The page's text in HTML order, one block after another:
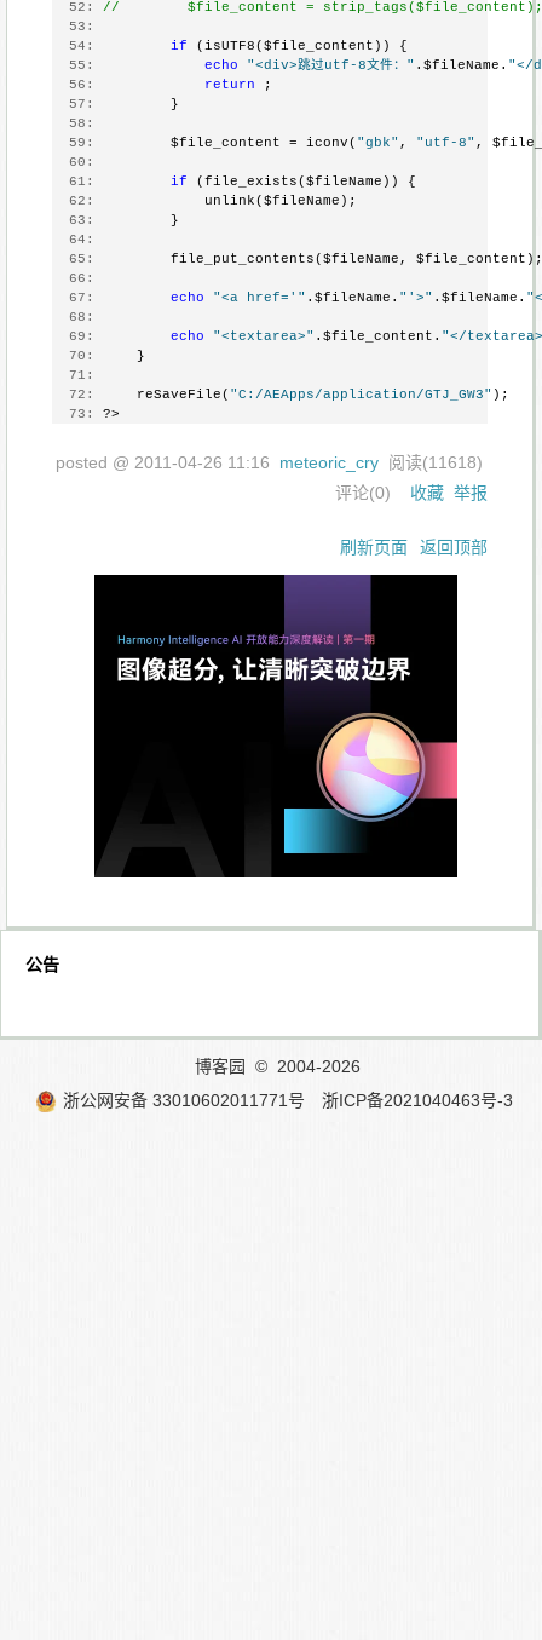
  52:
//        $file_content = strip_tags($file_content);
  53:
  54:
if (isUTF8($file_content)) {
  55:
echo "<div>跳过utf-8文件：" .$fileName. "</
  56:
return ;
  57:
         }
  58:
  59:
         $file_content = iconv(
"gbk" , "utf-8" ,
  60:
  61:
if (file_exists($fileName)) {
  62:
             unlink($fileName);
  63:
         }
  64:
  65:
         file_put_contents($fileName, $file_content);
  66:
  67:
echo "<a href='" .$fileName. "'>" .$fileName.
  68:
  69:
echo "<textarea>" .$file_content. "</
  70:
     }
  71:
  72:
     reSaveFile(
"C:/AEApps/application/GTJ_GW3" );
  73:
?>
posted @ 2011-04-26 11:16 meteoric_cry 阅读(11618)
评论(0) 收藏 举报
刷新页面 返回顶部
公告
博客园
© 2004-2026
浙公网安备 33010602011771号
浙ICP备2021040463号-3